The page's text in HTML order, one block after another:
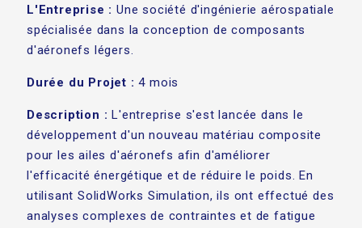
L'Entreprise : Une société d'ingénierie aérospatiale
spécialisée dans la conception de composants
d'aéronefs légers.
Durée du Projet : 4 mois
Description : L'entreprise s'est lancée dans le
développement d'un nouveau matériau composite
pour les ailes d'aéronefs afin d'améliorer
l'efficacité énergétique et de réduire le poids. En
utilisant SolidWorks Simulation, ils ont effectué des
analyses complexes de contraintes et de fatigue